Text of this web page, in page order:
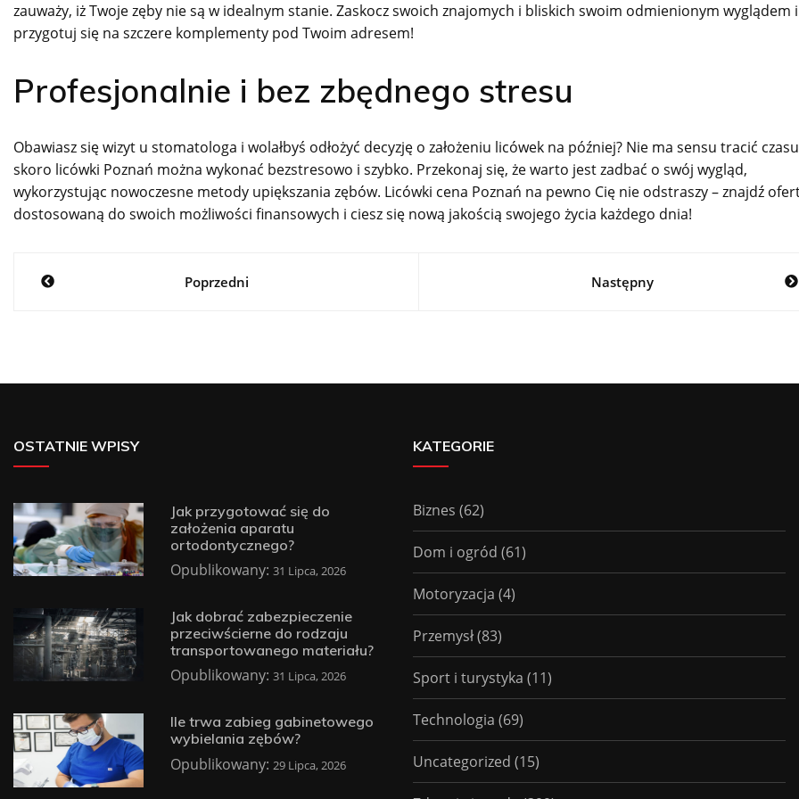
zauważy, iż Twoje zęby nie są w idealnym stanie. Zaskocz swoich znajomych i bliskich swoim odmienionym wyglądem i
przygotuj się na szczere komplementy pod Twoim adresem!
Profesjonalnie i bez zbędnego stresu
Obawiasz się wizyt u stomatologa i wolałbyś odłożyć decyzję o założeniu licówek na później? Nie ma sensu tracić
skoro licówki Poznań można wykonać bezstresowo i szybko. Przekonaj się, że warto jest zadbać o swój wygląd,
wykorzystując nowoczesne metody upiększania zębów. Licówki cena Poznań na pewno Cię nie odstraszy – znajdź
dostosowaną do swoich możliwości finansowych i ciesz się nową jakością swojego życia każdego dnia!
Nawigacja
Poprzedni Następny
OSTATNIE WPISY
Jak przygotować się do
założenia aparatu
ortodontycznego?
Opublikowany:31 Lipca, 2026
Jak dobrać zabezpieczenie
przeciwścierne do rodzaju
transportowanego materiału?
Opublikowany:31 Lipca, 2026
Ile trwa zabieg gabinetowego
wybielania zębów?
Opublikowany:29 Lipca, 2026
KATEGORIE
Biznes (62)
Dom i ogród (61)
Motoryzacja (4)
Przemysł(83)
Sport i turystyka (11)
Technologia (69)
Uncategorized (15)